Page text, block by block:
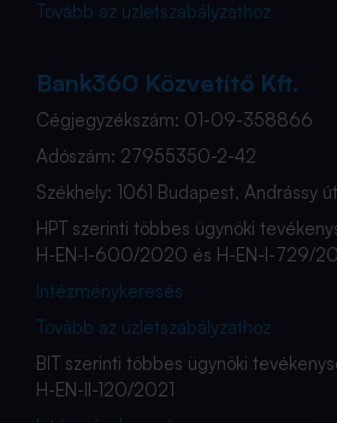
Tovább az üzletszabályzathoz
Bank360 Közvetítő Kft.
Cégjegyzékszám: 01-09-358866
Adószám: 27955350-2-42
Székhely: 1061 Budapest, Andrássy
HPT szerinti többes ügynöki
H-EN-I-600/2020 és H-EN-I-729/
Intézménykeresés
Tovább az üzletszabályzathoz
BIT szerinti többes ügynöki
H-EN-II-120/2021